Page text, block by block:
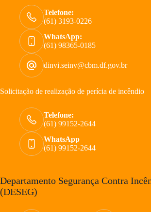
Telefone:
(61) 3193-0226
WhatsApp:
(61) 98365-0185
dinvi.seinv@cbm.df.gov.br
Solicitação de realização de perícia de incêndio
Telefone:
(61) 99152-2644
WhatsApp
(61) 99152-2644
Departamento Segurança Contra
(DESEG)